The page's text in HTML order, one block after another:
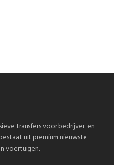
transfers voor bedrijven en
uit premium nieuwste
voertuigen.